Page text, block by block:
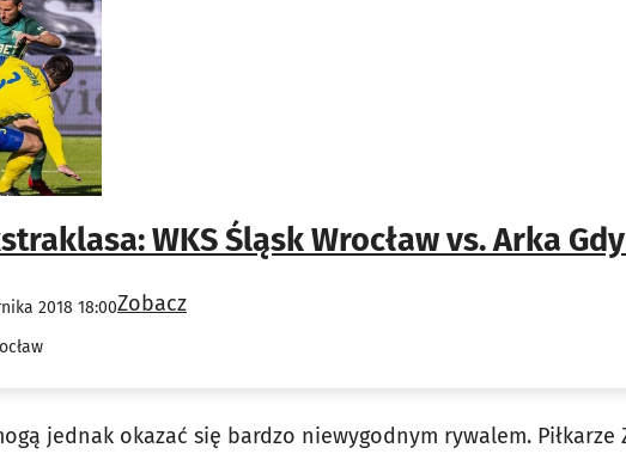
WKS Śląsk Wrocław vs. Arka
2018 18:00Zobacz
jednak okazać się bardzo niewygodnym rywalem. Piłkarze